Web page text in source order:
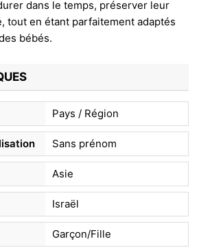
dans le temps, préserver leur
tout en étant parfaitement adaptés
bébés.
Pays / Région
Sans prénom
Asie
Israël
Garçon/Fille